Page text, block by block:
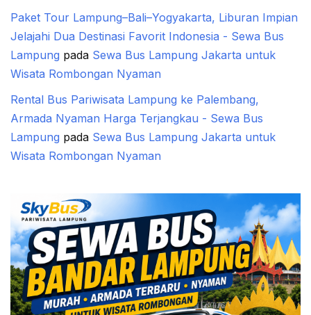
Paket Tour Lampung–Bali–Yogyakarta, Liburan Impian
Jelajahi Dua Destinasi Favorit Indonesia - Sewa Bus
Lampung pada Sewa Bus Lampung Jakarta untuk
Wisata Rombongan Nyaman
Rental Bus Pariwisata Lampung ke Palembang,
Armada Nyaman Harga Terjangkau - Sewa Bus
Lampung pada Sewa Bus Lampung Jakarta untuk
Wisata Rombongan Nyaman